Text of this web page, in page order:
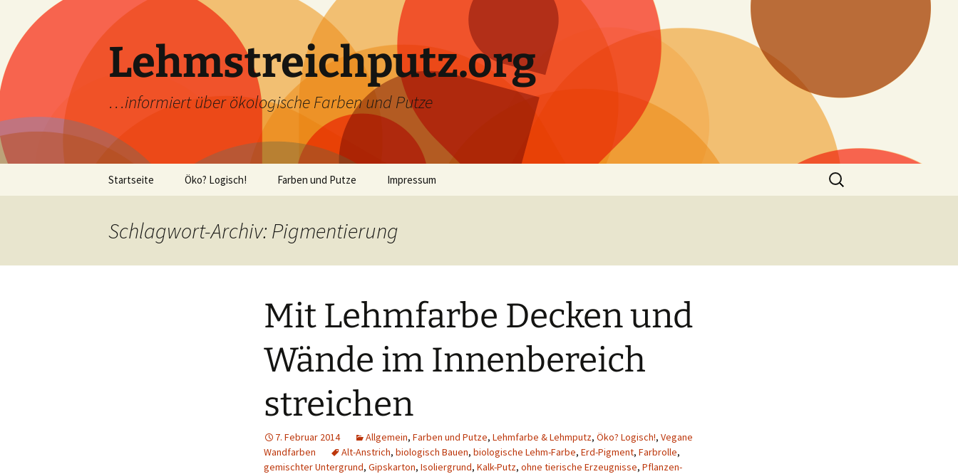
Inhalt
springen
Lehmstreichputz.org
…informiert über ökologische Farben und Putze
Startseite Öko? Logisch! Farben und Putze
Kaseinfarbe selber
Impressum
Suchen
nach:
Schlagwort-Archiv: Pigmentierung
Mit Lehmfarbe Decken und
Wände im Innenbereich
streichen
7. Februar 2014 Allgemein, Farben und Putze, Lehmfarbe & Lehmputz, Öko? Logisch!, Vegane
Wandfarben
Alt-Anstrich, biologisch Bauen, biologische Lehm-Farbe, Erd-Pigment, Farbrolle,
gemischter Untergrund, Gipskarton, Isoliergrund, Kalk-Putz, ohne tierische Erzeugnisse, Pflanzen-